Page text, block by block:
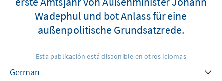
Wadephul und bot Anlass für eine
außenpolitische Grundsatzrede.
Esta publicación está disponible en otros idiomas